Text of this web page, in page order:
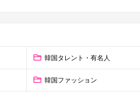
韓国タレント・有名人
韓国ファッション